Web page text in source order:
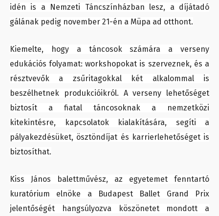
idén is a Nemzeti Táncszínházban lesz, a díjátadó
gálának pedig november 21-én a Müpa ad otthont.
Kiemelte, hogy a táncosok számára a verseny
edukációs folyamat: workshopokat is szerveznek, és a
résztvevők a zsűritagokkal két alkalommal is
beszélhetnek produkcióikról. A verseny lehetőséget
biztosít a fiatal táncosoknak a nemzetközi
kitekintésre, kapcsolatok kialakítására, segíti a
pályakezdésüket, ösztöndíjat és karrierlehetőséget is
biztosíthat.
Kiss János balettművész, az egyetemet fenntartó
kuratórium elnöke a Budapest Ballet Grand Prix
jelentőségét hangsúlyozva köszönetet mondott a